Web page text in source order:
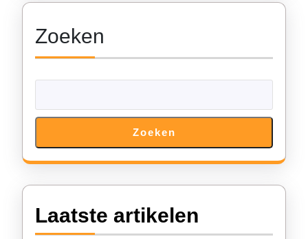
Zoeken
Zoeken
Laatste artikelen